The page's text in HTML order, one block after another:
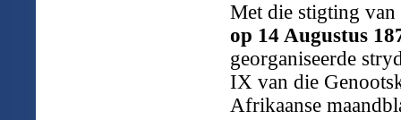
Met die stigting
op 14 Augustus
georganiseerde
IX van die
Afrikaanse